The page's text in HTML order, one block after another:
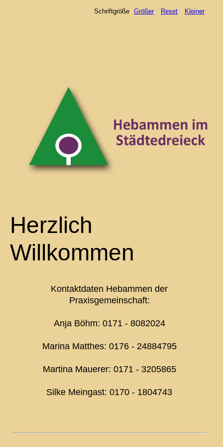
Schriftgröße Größer Reset Kleiner
Herzlich
Willkommen
Kontaktdaten Hebammen der
Praxisgemeinschaft:
Anja Böhm: 0171 - 8082024
Marina Matthes: 0176 - 24884795
Martina Mauerer: 0171 - 3205865
Silke Meingast: 0170 - 1804743